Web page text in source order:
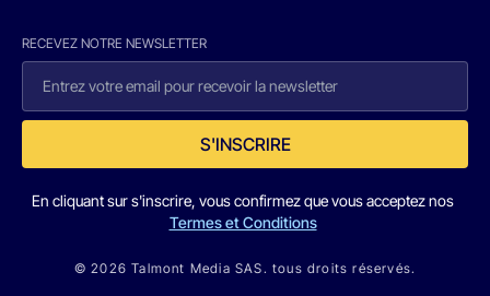
RECEVEZ NOTRE NEWSLETTER
S'INSCRIRE
En cliquant sur s'inscrire, vous confirmez que vous acceptez nos
Termes et Conditions
© 2026 Talmont Media SAS. tous droits réservés.